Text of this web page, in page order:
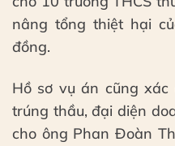
nâng tổng thiệt hại
đồng.
Hồ sơ vụ án cũng
trúng thầu, đại diện
cho ông Phan Đoàn